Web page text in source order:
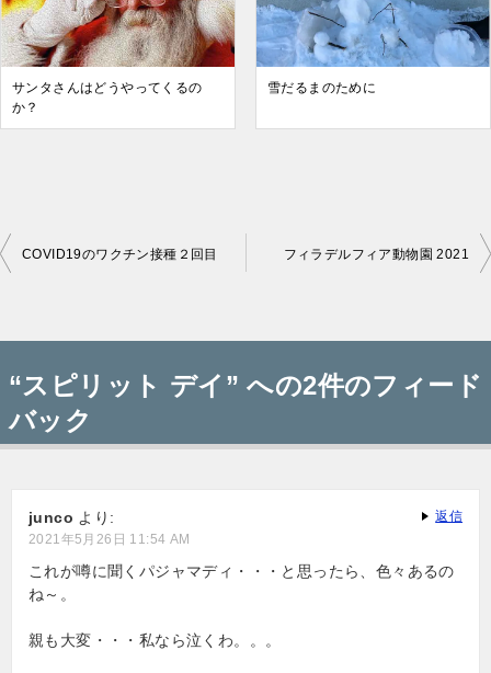
サンタさんはどうやってくるの
か？
雪だるまのために
投
稿
ナ
ビ
ー
ョ
COVID19のワクチン接種２回目 フィラデルフィア動物園 2021
“スピリット デイ” への2件のフィード
バック
junco より:
2021年5月26日 11:54 AM
これが噂に聞くパジャマディ・・・と思ったら、色々あるの
ね～。
親も大変・・・私なら泣くわ。。。
返信